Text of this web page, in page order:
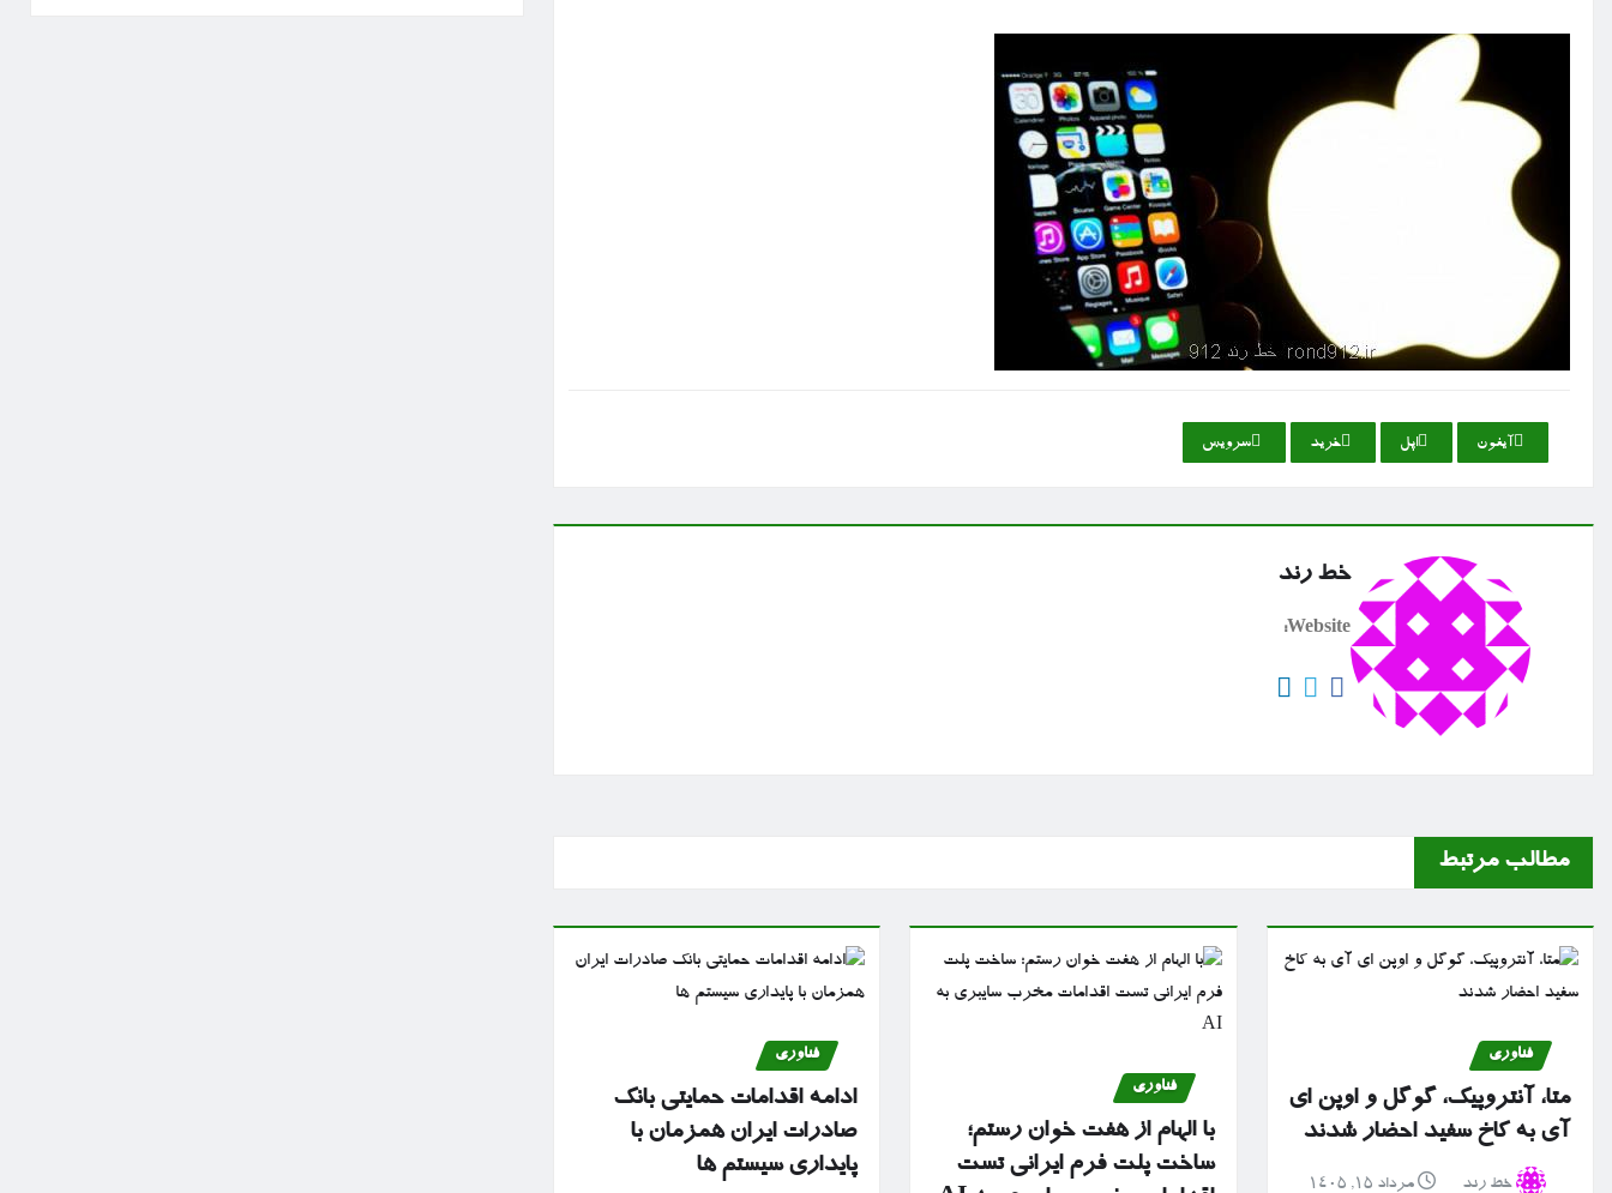
آیفون اپل خرید سرویس
خط رند
Website:
مطالب مرتبط
فناوری
متا، آنتروپیک، گوگل و اوپن ای
آی به کاخ سفید احضار شدند
خط رند مرداد ۱۵, ۱۴۰۵
فناوری
با الهام از هفت خوان رستم؛
ساخت پلت فرم ایرانی تست
فناوری
ادامه اقدامات حمایتی بانک
صادرات ایران همزمان با
پایداری سیستم ها